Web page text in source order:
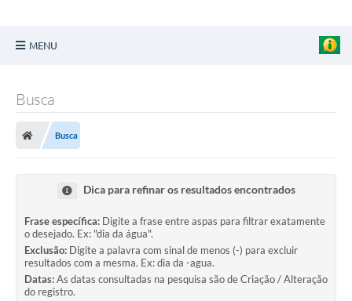
MENU
Turismo
Transparência
Legislação
Ouvidoria
Procuradoria Jurídica - Consultoria Administrativa
Busca
Busca
Dica para refinar os resultados encontrados
Frase específica: Digite a frase entre aspas para filtrar exatamente
o desejado. Ex: "dia da água".
Exclusão: Digite a palavra com sinal de menos (-) para excluir
resultados com a mesma. Ex: dia da -agua.
Datas:As datas consultadas na pesquisa são de Criação / Alteração
do registro.